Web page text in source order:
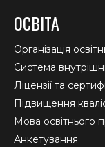
opens
in
new
window
opens
in
new
window
in
new
window
ОСВІТА
Організація
Система
Ліцензії та
Підвищення
Мова освітнього
Анкетування